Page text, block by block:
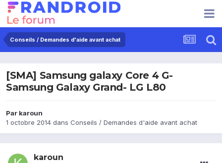
Conseils / Demandes d'aide avant achat
[SMA] Samsung galaxy Core 4 G-
Samsung Galaxy Grand- LG L80
Par karoun
1 octobre 2014 dans Conseils / Demandes d'aide avant achat
karoun